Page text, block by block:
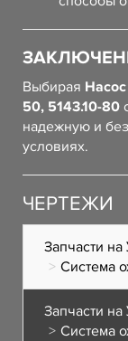
Выбирая
50, 5143.10-80
надежную и
условиях.
ЧЕРТЕЖИ
Запчасти на
Система
Запчасти на
Система